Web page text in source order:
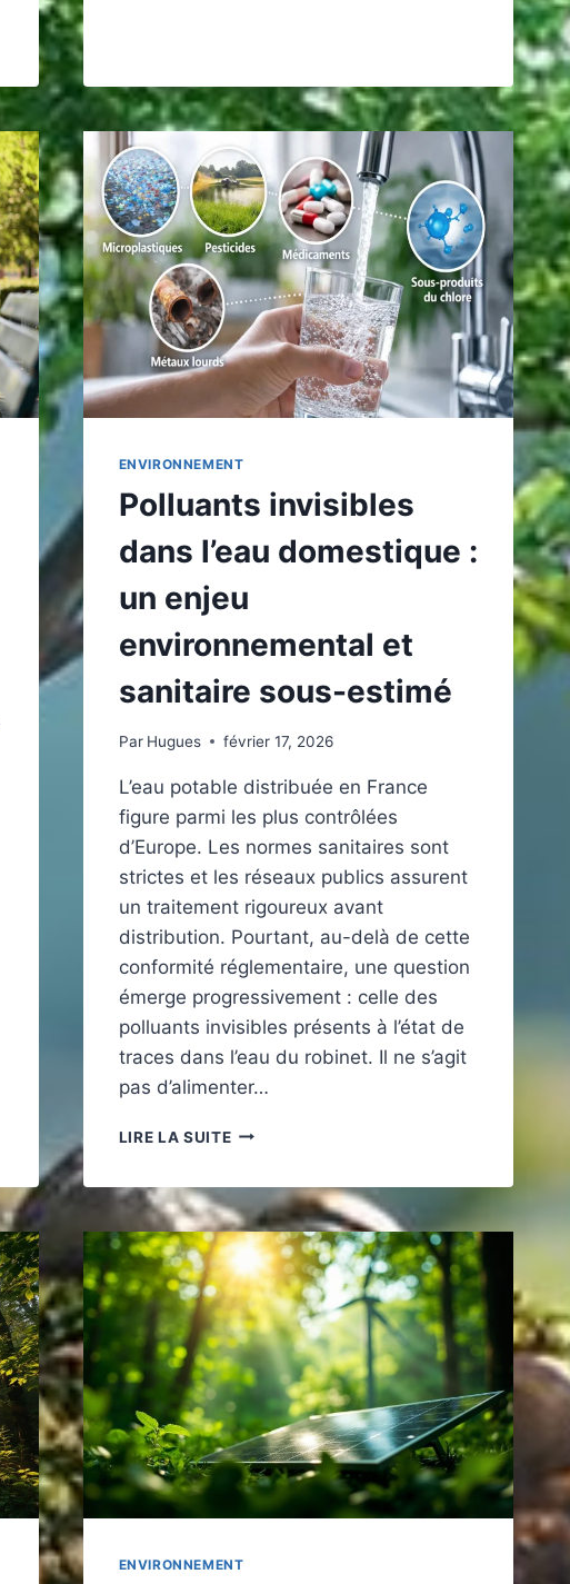
À
EL
NIÑO
ET
SES
EXTRÊMES
CLIMATIQUES
?
ENVIRONNEMENT
Polluants invisibles
dans l’eau domestique :
un enjeu
environnemental et
sanitaire sous-estimé
Par Hugues février 17, 2026
L’eau potable distribuée en France
figure parmi les plus contrôlées
d’Europe. Les normes sanitaires sont
strictes et les réseaux publics assurent
un traitement rigoureux avant
distribution. Pourtant, au-delà de cette
conformité réglementaire, une question
émerge progressivement : celle des
polluants invisibles présents à l’état de
traces dans l’eau du robinet. Il ne s’agit
pas d’alimenter…
LIRE LA SUITEPOLLUANTS
L’EAU
DOMESTIQUE
:
UN
ENJEU
ENVIRONNEMENTAL
ET
SANITAIRE
SOUS-
ESTIMÉ
ENVIRONNEMENT